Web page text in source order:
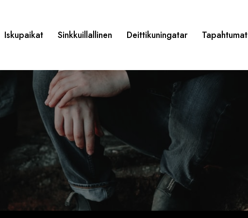
Iskupaikat Sinkkuillallinen Deittikuningatar Tapahtumat